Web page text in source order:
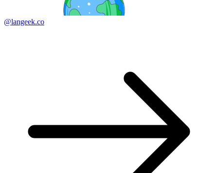
@langeek.co